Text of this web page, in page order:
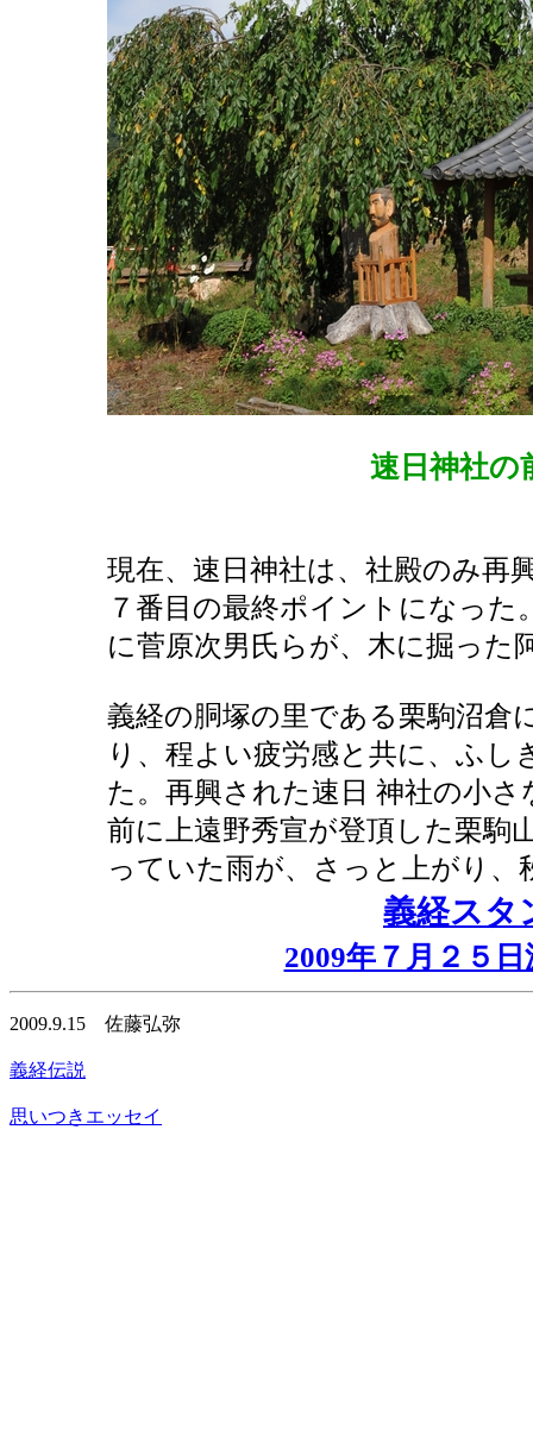
速日神社の
現在、速日神社は、社殿のみ再
７番目の最終ポイントになっ
に菅原次男氏らが、木に掘った
義経の胴塚の里である栗駒沼倉
り、程よい疲労感と共に、ふ
た。再興された速日 神社の小
前に上遠野秀宣が登頂した栗駒
っていた雨が、さっと上がり、
義経スタ
2009年７月２５
2009.9.15 佐藤弘弥
義経伝説
思いつきエッセイ